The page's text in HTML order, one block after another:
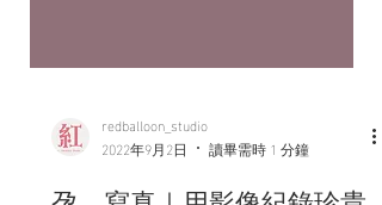
redballoon_studio